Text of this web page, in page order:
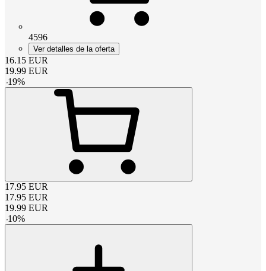
4596
Ver detalles de la oferta
16.15 EUR
19.99 EUR
-19%
17.95 EUR
17.95 EUR
19.99 EUR
-10%